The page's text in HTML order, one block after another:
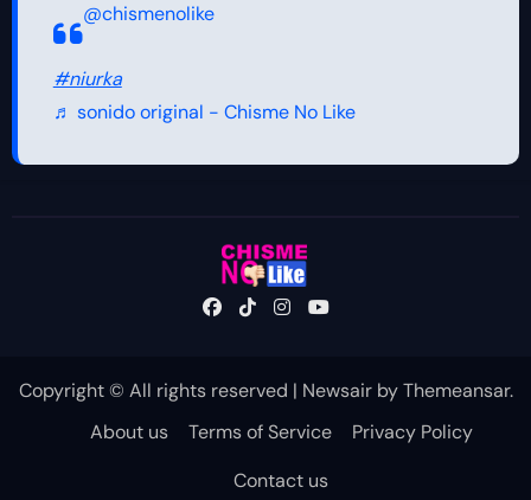
@chismenolike
#niurka
♬ sonido original - Chisme No Like
Copyright © All rights reserved | NewsairbyThemeansar.
About us
Terms of Service
Privacy Policy
Contact us